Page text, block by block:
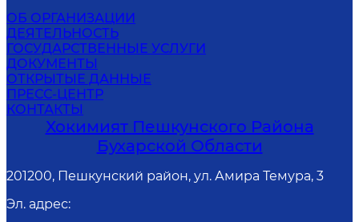
ОБ ОРГАНИЗАЦИИ
ДЕЯТЕЛЬНОСТЬ
ГОСУДАРСТВЕННЫЕ УСЛУГИ
ДОКУМЕНТЫ
ОТКРЫТЫЕ ДАННЫЕ
ПРЕСС-ЦЕНТР
КОНТАКТЫ
Хокимият Пешкунского Района
Бухарской Области
201200, Пешкунский район, ул. Амира Темура, 3
Эл. адрес: